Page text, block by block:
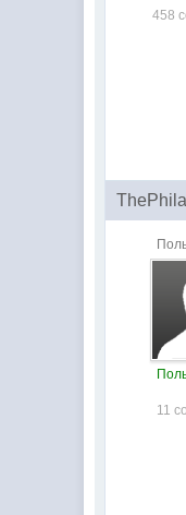
458
11